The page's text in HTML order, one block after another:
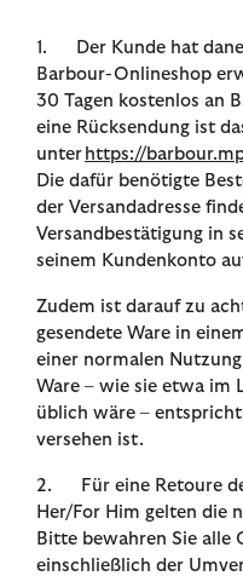
1. Der Kunde hat
Barbour-Onlineshop
30 Tagen kostenlos an
eine Rücksendung ist
unter https://
Die dafür benötigte
der Versandadresse
Versandbestätigung in
seinem Kundenkonto
Zudem ist darauf zu
gesendete Ware in
einer normalen
Ware – wie sie etwa im
üblich wäre –
versehen ist.
2. Für eine Retoure
Her/For Him gelten die
Bitte bewahren Sie alle
einschließlich der